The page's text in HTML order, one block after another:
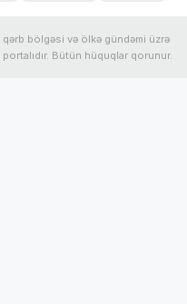
bölgəsi və ölkə gündəmi üzrə
Bütün hüquqlar qorunur.